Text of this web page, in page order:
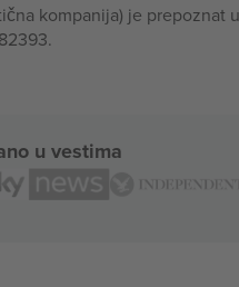
kompanija) je
u vestima